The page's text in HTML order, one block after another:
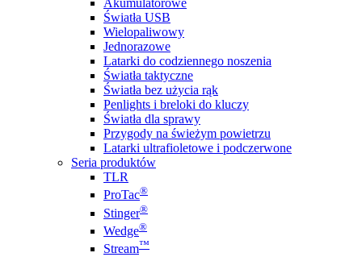
Akumulatorowe
Światła USB
Wielopaliwowy
Jednorazowe
Latarki do codziennego noszenia
Światła taktyczne
Światła bez użycia rąk
Penlights i breloki do kluczy
Światła dla sprawy
Przygody na świeżym powietrzu
Latarki ultrafioletowe i podczerwone
Seria produktów
TLR
ProTac®
Stinger®
Wedge®
Stream™